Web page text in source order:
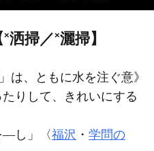
×洒掃／×灑掃】
は、ともに水を注ぐ意》
たりして、きれいにする
―し」〈福沢 ・ 学問の